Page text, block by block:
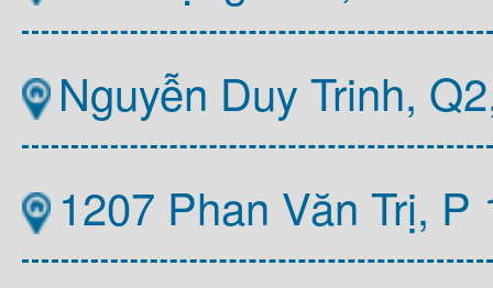
Nguyễn Duy Trinh,
1207 Phan Văn Trị,